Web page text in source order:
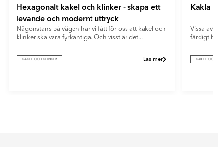
Hexagonalt kakel och klinker - skapa ett
levande och modernt uttryck
Någonstans på vägen har vi fått för oss att kakel och
klinker ska vara fyrkantiga. Och visst är det...
KAKEL OCH KLINKER Läs mer
Kakla
Vissa av
färdigt
KAKEL OCH